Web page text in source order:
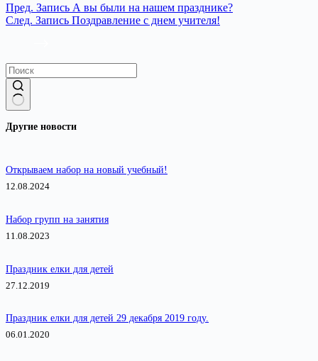
Пред. Запись А вы были на нашем празднике?
След. Запись Поздравление с днем учителя!
не
Другие новости
Открываем набор на новый учебный!
12.08.2024
Набор групп на занятия
11.08.2023
Праздник елки для детей
27.12.2019
Праздник елки для детей 29 декабря 2019 году.
06.01.2020